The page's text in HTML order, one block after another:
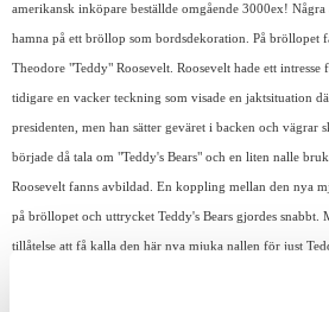
amerikansk inköpare beställde omgående 3000ex!
hamna på ett bröllop som bordsdekoration. På bröllopet
Theodore "Teddy" Roosevelt. Roosevelt hade ett
tidigare en vacker teckning som visade en jaktsituation
presidenten, men han sätter geväret i backen och vägrar
började då tala om "Teddy's Bears" och en liten nalle
Roosevelt fanns avbildad. En koppling mellan den nya
på bröllopet och uttrycket Teddy's Bears gjordes snabbt.
tillåtelse att få kalla den här nya mjuka nallen för just